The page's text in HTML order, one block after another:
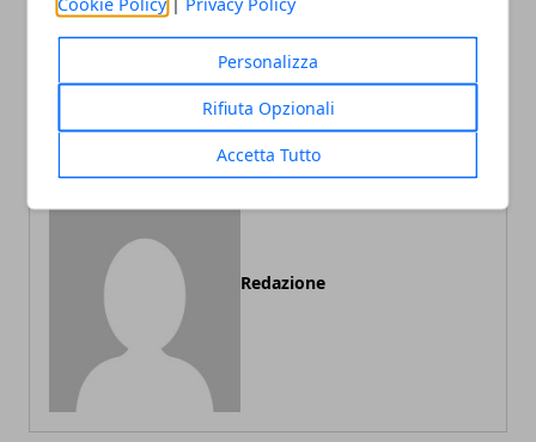
Personalizza
Rifiuta Opzionali
Accetta Tutto
Secondhand e Moda: Come
sta Cambiando la
Percezione della Moda in
Italia
Risparmia Tempo ed Evita
Redazione